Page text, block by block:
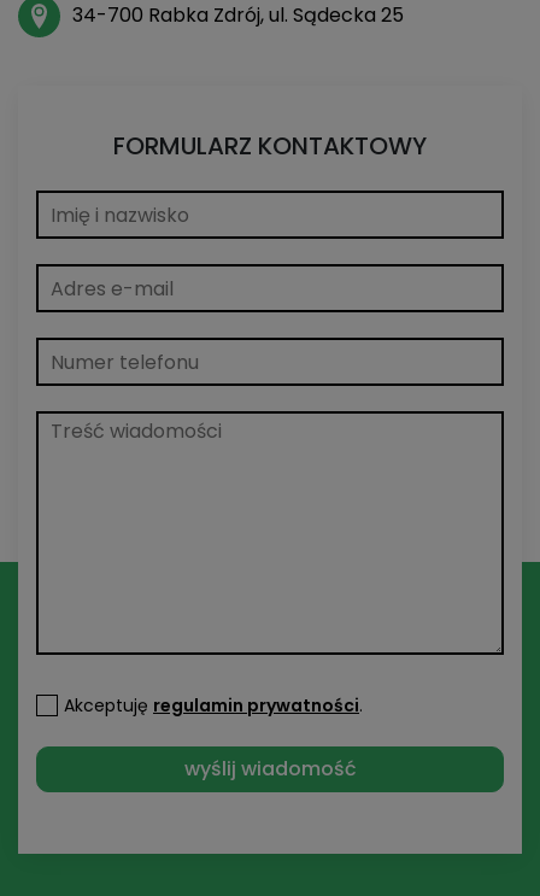
34-700 Rabka Zdrój, ul. Sądecka 25
FORMULARZ KONTAKTOWY
Akceptuję regulamin prywatności.